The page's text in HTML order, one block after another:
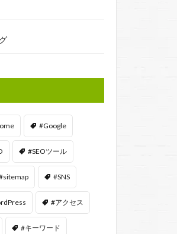
#Google
#SEOツール
#SNS
#アクセス
#キーワード